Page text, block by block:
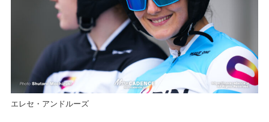
エレセ・アンドルーズ